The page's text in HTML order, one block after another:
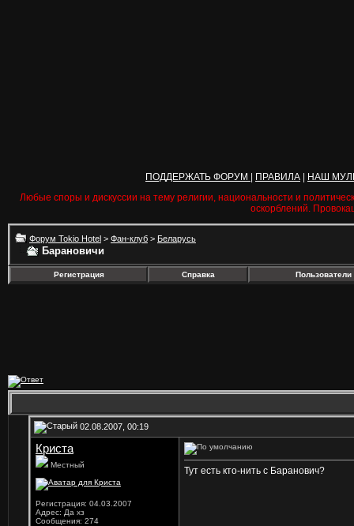
ПОДДЕРЖАТЬ ФОРУМ ПРАВИЛА
НАШ
Любые споры и дискуссии на тему религии, национальности и
оскорблений.
Форум Tokio Hotel > Фан-клуб > Беларусь
Барановичи
Регистрация Справка Пользователи
02.08.2007, 00:19
Криста
Местный
Регистрация: 04.03.2007
Адрес: Да хз
Сообщения: 274
Тут есть кто-нить с Баранович?